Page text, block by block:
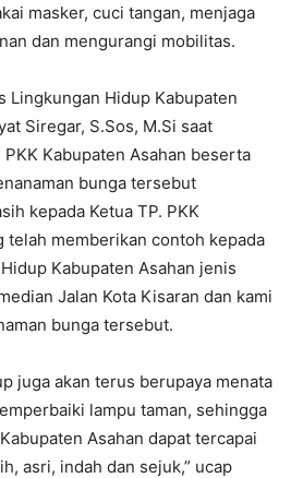
masker, cuci tangan, menjaga
dan mengurangi mobilitas.
Lingkungan Hidup Kabupaten
Siregar, S.Sos, M.Si saat
Kabupaten Asahan beserta
bunga tersebut
kepada Ketua TP. PKK
telah memberikan contoh kepada
Kabupaten Asahan jenis
Jalan Kota Kisaran dan kami
bunga tersebut.
juga akan terus berupaya menata
lampu taman, sehingga
Asahan dapat tercapai
asri, indah dan sejuk,” ucap